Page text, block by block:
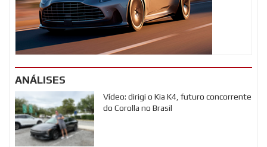
ANÁLISES
Vídeo: dirigi o Kia K4, futuro concorrente
do Corolla no Brasil